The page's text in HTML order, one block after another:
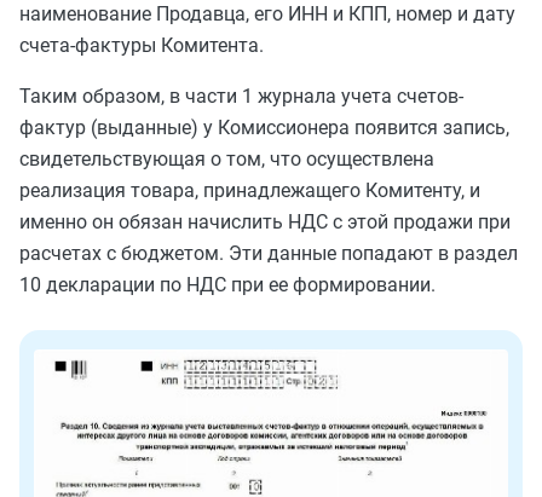
наименование Продавца, его ИНН и КПП, номер и дату
счета-фактуры Комитента.
Таким образом, в части 1 журнала учета счетов-
фактур (выданные) у Комиссионера появится запись,
свидетельствующая о том, что осуществлена
реализация товара, принадлежащего Комитенту, и
именно он обязан начислить НДС с этой продажи при
расчетах с бюджетом. Эти данные попадают в раздел
10 декларации по НДС при ее формировании.